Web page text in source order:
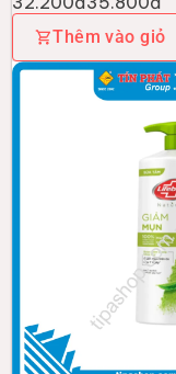
Thêm vào giỏ